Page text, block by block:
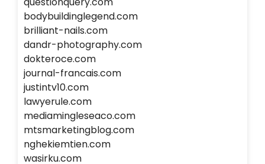
bodybuildinglegend.com
brilliant-nails.com
dandr-photography.com
dokteroce.com
journal-francais.com
justintv10.com
lawyerule.com
mediamingleseaco.com
mtsmarketingblog.com
nghekiemtien.com
wasirku.com